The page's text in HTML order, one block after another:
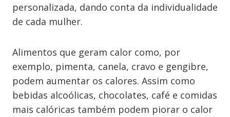
personalizada, dando conta da individualidade
de cada mulher.
Alimentos que geram calor como, por
exemplo, pimenta, canela, cravo e gengibre,
podem aumentar os calores. Assim como
bebidas alcoólicas, chocolates, café e comidas
mais calóricas também podem piorar o calor